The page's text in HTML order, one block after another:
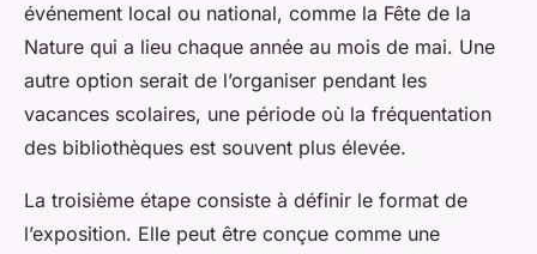
événement local ou national, comme la Fête de la
Nature qui a lieu chaque année au mois de mai. Une
autre option serait de l’organiser pendant les
vacances scolaires, une période où la fréquentation
des bibliothèques est souvent plus élevée.
La troisième étape consiste à définir le format de
l’exposition. Elle peut être conçue comme une